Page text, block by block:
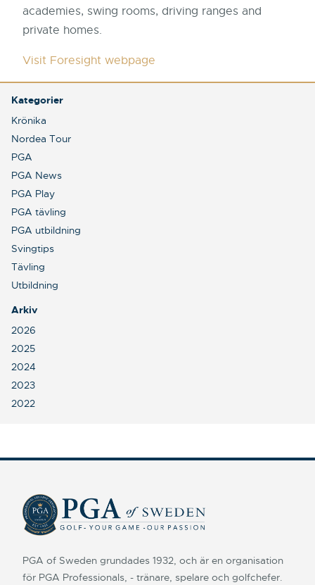
academies, swing rooms, driving ranges and
private homes.
Visit Foresight webpage
Kategorier
Krönika
Nordea Tour
PGA
PGA News
PGA Play
PGA tävling
PGA utbildning
Svingtips
Tävling
Utbildning
Arkiv
2026
2025
2024
2023
2022
PGA of Sweden grundades 1932, och är en organisation
för PGA Professionals, - tränare, spelare och golfchefer.